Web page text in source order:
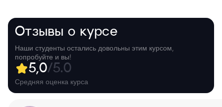
Отзывы о курсе
Наши студенты остались довольны этим курсом,
попробуйте и вы!
5,0/5.0
Средняя оценка курса